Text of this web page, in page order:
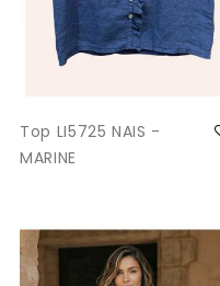
Top LI5725 NAIS -
MARINE